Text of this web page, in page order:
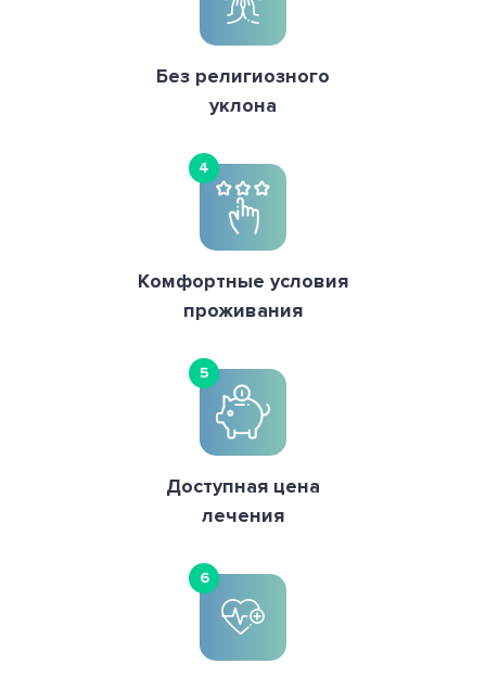
Без религиозного
уклона
4
Комфортные условия
проживания
5
Доступная цена
лечения
6